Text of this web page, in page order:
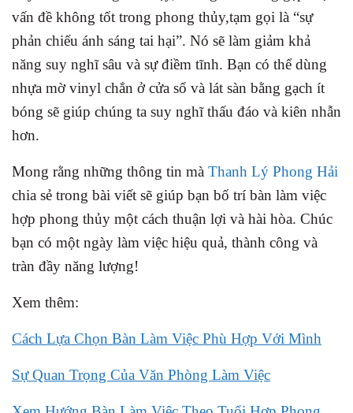
vấn đề không tốt trong phong thủy,tạm gọi là “sự
phản chiếu ánh sáng tai hại”. Nó sẽ làm giảm khả
năng suy nghĩ sâu và sự điềm tĩnh. Bạn có thể dùng
nhựa mờ vinyl chắn ở cửa sổ và lát sàn bằng gạch ít
bóng sẽ giúp chúng ta suy nghĩ thấu đáo và kiên nhẫn
hơn.
Mong rằng những thông tin mà Thanh Lý Phong Hải
chia sẻ trong bài viết sẽ giúp bạn bố trí bàn làm việc
hợp phong thủy một cách thuận lợi và hài hòa. Chúc
bạn có một ngày làm việc hiệu quả, thành công và
tràn đầy năng lượng!
Xem thêm:
Cách Lựa Chọn Bàn Làm Việc Phù Hợp Với Mình
Sự Quan Trọng Của Văn Phòng Làm Việc